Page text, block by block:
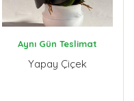
Aynı Gün Teslimat
Yapay Çiçek